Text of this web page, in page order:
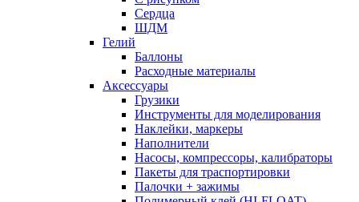
Сердца
ШДМ
Гелий
Баллоны
Расходные материалы
Аксессуары
Грузики
Инструменты для моделирования
Наклейки, маркеры
Наполнители
Насосы, компрессоры, калибраторы
Пакеты для траспортировки
Палочки + зажимы